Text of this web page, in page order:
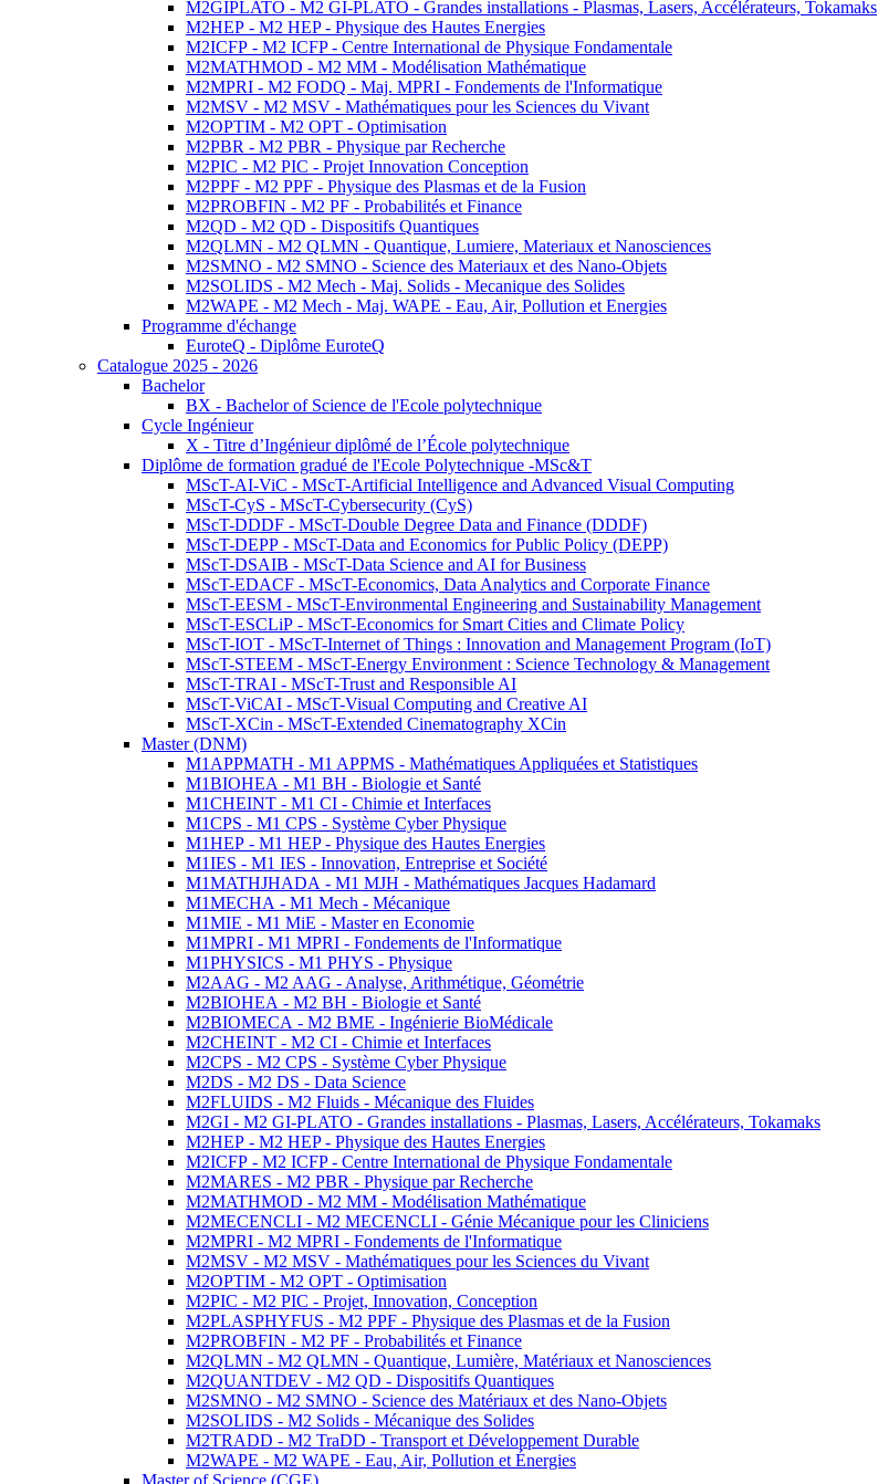
M2GIPLATO - M2 GI-PLATO - Grandes installations - Plasmas, Lasers, Accélérateurs, Tokamaks
M2HEP - M2 HEP - Physique des Hautes Energies
M2ICFP - M2 ICFP - Centre International de Physique Fondamentale
M2MATHMOD - M2 MM - Modélisation Mathématique
M2MPRI - M2 FODQ - Maj. MPRI - Fondements de l'Informatique
M2MSV - M2 MSV - Mathématiques pour les Sciences du Vivant
M2OPTIM - M2 OPT - Optimisation
M2PBR - M2 PBR - Physique par Recherche
M2PIC - M2 PIC - Projet Innovation Conception
M2PPF - M2 PPF - Physique des Plasmas et de la Fusion
M2PROBFIN - M2 PF - Probabilités et Finance
M2QD - M2 QD - Dispositifs Quantiques
M2QLMN - M2 QLMN - Quantique, Lumiere, Materiaux et Nanosciences
M2SMNO - M2 SMNO - Science des Materiaux et des Nano-Objets
M2SOLIDS - M2 Mech - Maj. Solids - Mecanique des Solides
M2WAPE - M2 Mech - Maj. WAPE - Eau, Air, Pollution et Energies
Programme d'échange
EuroteQ - Diplôme EuroteQ
Catalogue 2025 - 2026
Bachelor
BX - Bachelor of Science de l'Ecole polytechnique
Cycle Ingénieur
X - Titre d’Ingénieur diplômé de l’École polytechnique
Diplôme de formation gradué de l'Ecole Polytechnique -MSc&T
MScT-AI-ViC - MScT-Artificial Intelligence and Advanced Visual Computing
MScT-CyS - MScT-Cybersecurity (CyS)
MScT-DDDF - MScT-Double Degree Data and Finance (DDDF)
MScT-DEPP - MScT-Data and Economics for Public Policy (DEPP)
MScT-DSAIB - MScT-Data Science and AI for Business
MScT-EDACF - MScT-Economics, Data Analytics and Corporate Finance
MScT-EESM - MScT-Environmental Engineering and Sustainability Management
MScT-ESCLiP - MScT-Economics for Smart Cities and Climate Policy
MScT-IOT - MScT-Internet of Things : Innovation and Management Program (IoT)
MScT-STEEM - MScT-Energy Environment : Science Technology & Management
MScT-TRAI - MScT-Trust and Responsible AI
MScT-ViCAI - MScT-Visual Computing and Creative AI
MScT-XCin - MScT-Extended Cinematography XCin
Master (DNM)
M1APPMATH - M1 APPMS - Mathématiques Appliquées et Statistiques
M1BIOHEA - M1 BH - Biologie et Santé
M1CHEINT - M1 CI - Chimie et Interfaces
M1CPS - M1 CPS - Système Cyber Physique
M1HEP - M1 HEP - Physique des Hautes Energies
M1IES - M1 IES - Innovation, Entreprise et Société
M1MATHJHADA - M1 MJH - Mathématiques Jacques Hadamard
M1MECHA - M1 Mech - Mécanique
M1MIE - M1 MiE - Master en Economie
M1MPRI - M1 MPRI - Fondements de l'Informatique
M1PHYSICS - M1 PHYS - Physique
M2AAG - M2 AAG - Analyse, Arithmétique, Géométrie
M2BIOHEA - M2 BH - Biologie et Santé
M2BIOMECA - M2 BME - Ingénierie BioMédicale
M2CHEINT - M2 CI - Chimie et Interfaces
M2CPS - M2 CPS - Système Cyber Physique
M2DS - M2 DS - Data Science
M2FLUIDS - M2 Fluids - Mécanique des Fluides
M2GI - M2 GI-PLATO - Grandes installations - Plasmas, Lasers, Accélérateurs, Tokamaks
M2HEP - M2 HEP - Physique des Hautes Energies
M2ICFP - M2 ICFP - Centre International de Physique Fondamentale
M2MARES - M2 PBR - Physique par Recherche
M2MATHMOD - M2 MM - Modélisation Mathématique
M2MECENCLI - M2 MECENCLI - Génie Mécanique pour les Cliniciens
M2MPRI - M2 MPRI - Fondements de l'Informatique
M2MSV - M2 MSV - Mathématiques pour les Sciences du Vivant
M2OPTIM - M2 OPT - Optimisation
M2PIC - M2 PIC - Projet, Innovation, Conception
M2PLASPHYFUS - M2 PPF - Physique des Plasmas et de la Fusion
M2PROBFIN - M2 PF - Probabilités et Finance
M2QLMN - M2 QLMN - Quantique, Lumière, Matériaux et Nanosciences
M2QUANTDEV - M2 QD - Dispositifs Quantiques
M2SMNO - M2 SMNO - Science des Matériaux et des Nano-Objets
M2SOLIDS - M2 Solids - Mécanique des Solides
M2TRADD - M2 TraDD - Transport et Développement Durable
M2WAPE - M2 WAPE - Eau, Air, Pollution et Énergies
Master of Science (CGE)